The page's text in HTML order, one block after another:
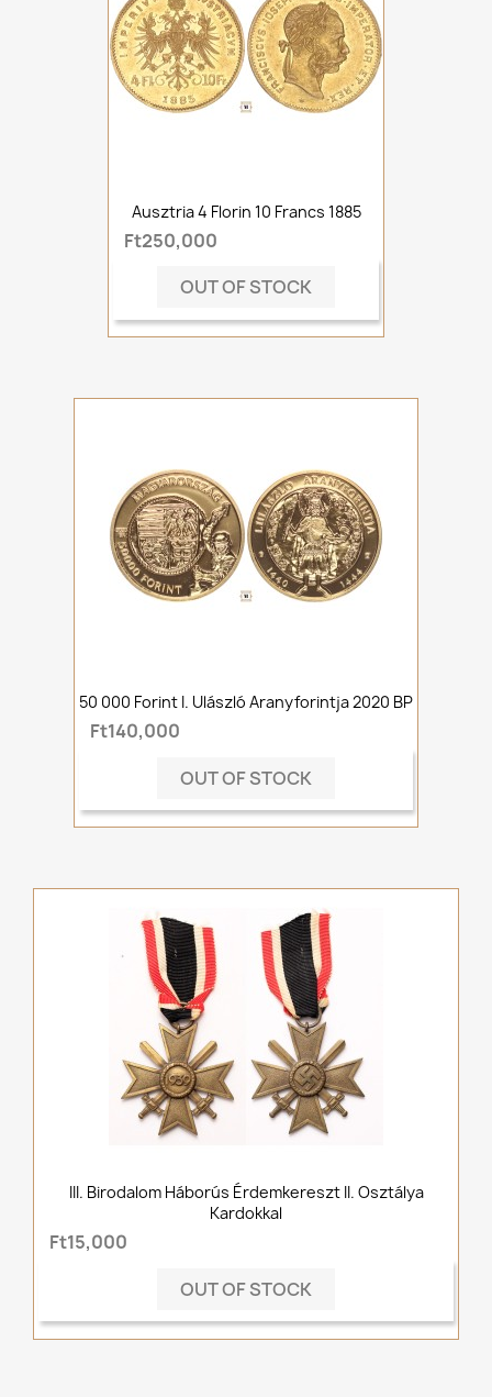
Ausztria 4 Florin 10 Francs 1885
Ft250,000
OUT OF STOCK
50 000 Forint I. Ulászló Aranyforintja 2020 BP
Ft140,000
OUT OF STOCK
III. Birodalom Háborús Érdemkereszt II. Osztálya
Kardokkal
Ft15,000
OUT OF STOCK